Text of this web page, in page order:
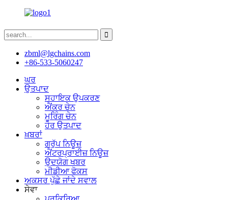
zbml@lgchains.com
+86-533-5060247
ਘਰ
ਉਤਪਾਦ
ਸਹਾਇਕ ਉਪਕਰਣ
ਐਂਕਰ ਚੇਨ
ਮੂਰਿੰਗ ਚੇਨ
ਹੋਰ ਉਤਪਾਦ
ਖ਼ਬਰਾਂ
ਗਰੁੱਪ ਨਿਊਜ਼
ਐਂਟਰਪ੍ਰਾਈਜ਼ ਨਿਊਜ਼
ਉਦਯੋਗ ਖਬਰ
ਮੀਡੀਆ ਫੋਕਸ
ਅਕਸਰ ਪੁੱਛੇ ਜਾਂਦੇ ਸਵਾਲ
ਸੇਵਾ